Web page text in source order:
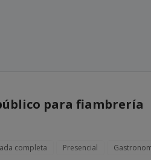
para fiambrería
completa Presencial